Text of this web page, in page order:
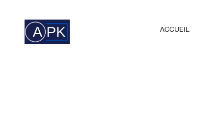
ACCUEIL